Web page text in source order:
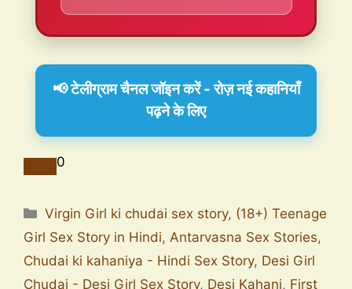
📢 टेलीग्राम चैनल जॉइन करें - रोज़ नई कहानियाँ
पढ़ने के लिए
0
Virgin Girl ki chudai sex story, (18+) Teenage
Girl Sex Story in Hindi, Antarvasna Sex Stories,
Chudai ki kahaniya - Hindi Sex Story, Desi Girl
Chudai - Desi Girl Sex Story, Desi Kahani, First